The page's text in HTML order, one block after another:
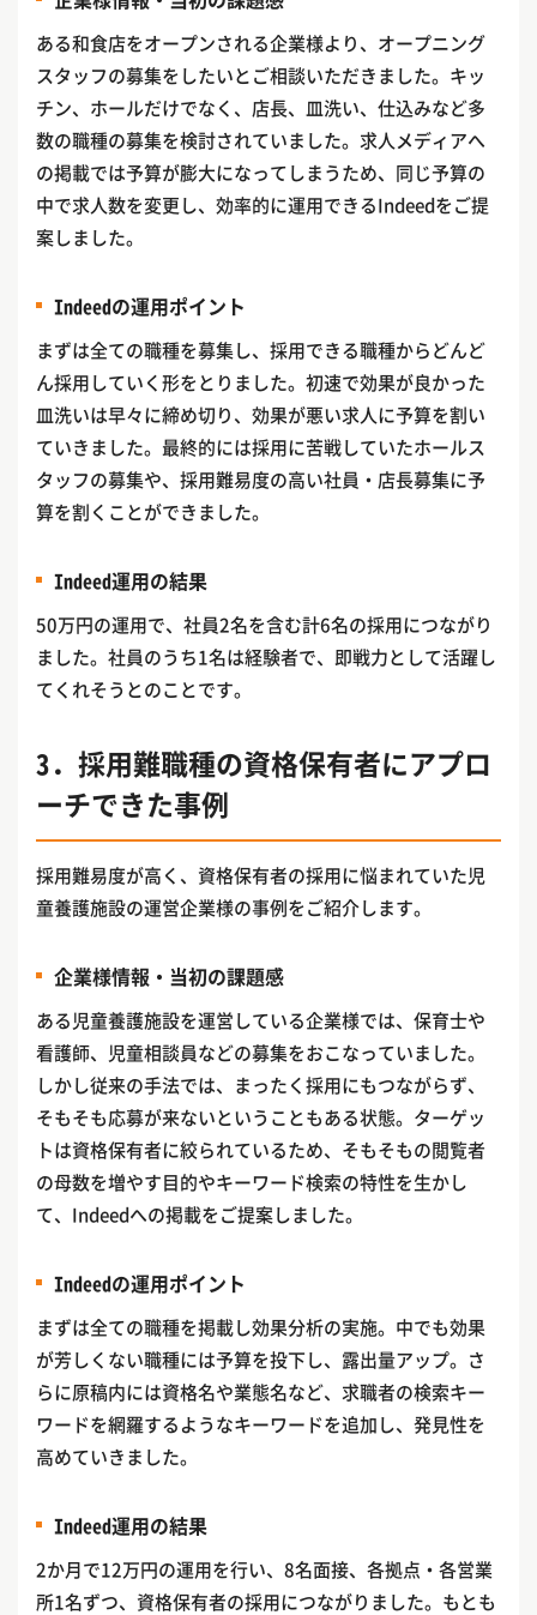
ある和食店をオープンされる企業様より、オープニング
スタッフの募集をしたいとご相談いただきました。キッ
チン、ホールだけでなく、店長、皿洗い、仕込みなど多
数の職種の募集を検討されていました。求人メディアへ
の掲載では予算が膨大になってしまうため、同じ予算の
中で求人数を変更し、効率的に運用できるIndeedをご提
案しました。
Indeedの運用ポイント
まずは全ての職種を募集し、採用できる職種からどんど
ん採用していく形をとりました。初速で効果が良かった
皿洗いは早々に締め切り、効果が悪い求人に予算を割い
ていきました。最終的には採用に苦戦していたホールス
タッフの募集や、採用難易度の高い社員・店長募集に予
算を割くことができました。
Indeed運用の結果
50万円の運用で、社員2名を含む計6名の採用につながり
ました。社員のうち1名は経験者で、即戦力として活躍し
てくれそうとのことです。
3．採用難職種の資格保有者にアプロ
ーチできた事例
採用難易度が高く、資格保有者の採用に悩まれていた児
童養護施設の運営企業様の事例をご紹介します。
企業様情報・当初の課題感
ある児童養護施設を運営している企業様では、保育士や
看護師、児童相談員などの募集をおこなっていました。
しかし従来の手法では、まったく採用にもつながらず、
そもそも応募が来ないということもある状態。ターゲッ
トは資格保有者に絞られているため、そもそもの閲覧者
の母数を増やす目的やキーワード検索の特性を生かし
て、Indeedへの掲載をご提案しました。
Indeedの運用ポイント
まずは全ての職種を掲載し効果分析の実施。中でも効果
が芳しくない職種には予算を投下し、露出量アップ。さ
らに原稿内には資格名や業態名など、求職者の検索キー
ワードを網羅するようなキーワードを追加し、発見性を
高めていきました。
Indeed運用の結果
2か月で12万円の運用を行い、8名面接、各拠点・各営業
所1名ずつ、資格保有者の採用につながりました。もとも